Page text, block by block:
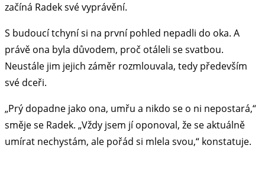
začíná Radek své vyprávění.
S budoucí tchyní si na první pohled nepadli do oka. A
právě ona byla důvodem, proč otáleli se svatbou.
Neustále jim jejich záměr rozmlouvala, tedy především
své dceři.
„Prý dopadne jako ona, umřu a nikdo se o ni nepostará,“
směje se Radek. „Vždy jsem jí oponoval, že se aktuálně
umírat nechystám, ale pořád si mlela svou,“ konstatuje.